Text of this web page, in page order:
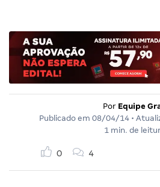
Por Equipe
Publicado em 08/04/14 •
1 min. de
0 4